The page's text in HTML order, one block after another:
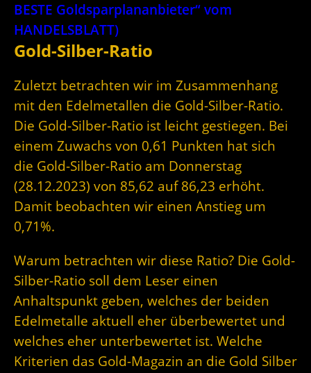
BESTE Goldsparplananbieter“ vom
HANDELSBLATT)
Gold-Silber-Ratio
Zuletzt betrachten wir im Zusammenhang
mit den Edelmetallen die Gold-Silber-Ratio.
Die Gold-Silber-Ratio ist leicht gestiegen. Bei
einem Zuwachs von 0,61 Punkten hat sich
die Gold-Silber-Ratio am Donnerstag
(28.12.2023) von 85,62 auf 86,23 erhöht.
Damit beobachten wir einen Anstieg um
0,71%.
Warum betrachten wir diese Ratio? Die Gold-
Silber-Ratio soll dem Leser einen
Anhaltspunkt geben, welches der beiden
Edelmetalle aktuell eher überbewertet und
welches eher unterbewertet ist. Welche
Kriterien das Gold-Magazin an die Gold Silber